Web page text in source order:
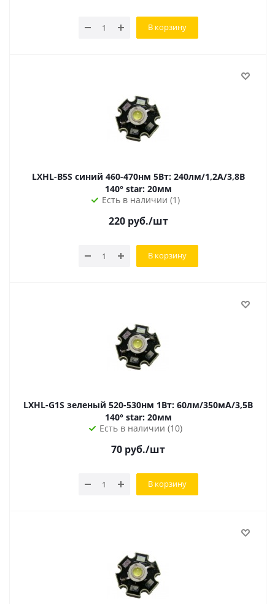
В корзину
LXHL-B5S синий 460-470нм 5Вт: 240лм/1,2А/3,8В
140° star: 20мм
Есть в наличии (1)
220руб./шт
В корзину
LXHL-G1S зеленый 520-530нм 1Вт: 60лм/350мА/3,5В
140° star: 20мм
Есть в наличии (10)
70 руб./шт
В корзину